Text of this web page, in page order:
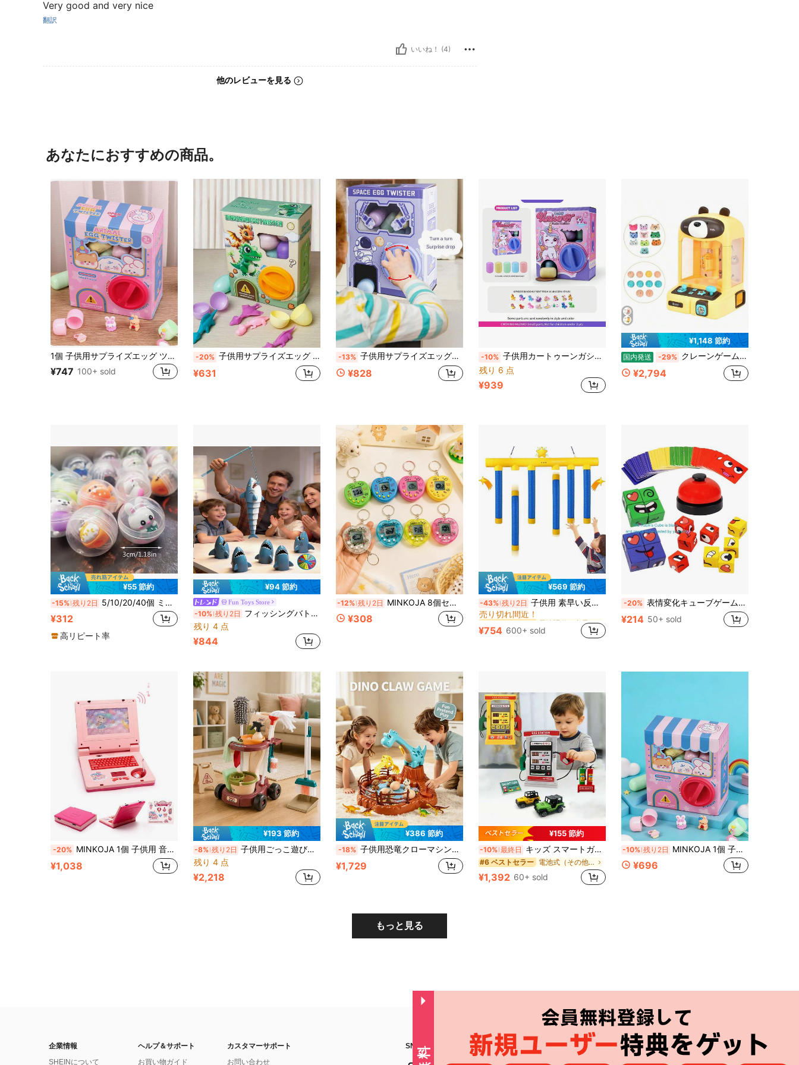
Very good and very nice
翻訳
いいね！ (4)
他のレビューを見る
あなたにおすすめの商品。
1個 子供用サプライズエッグ ツイストベンディングマシーンドール ブラインドボックスフィギュア クローマシーン ツイストベンディングマシーンギフト [ランダム1アクセサリー]
¥747 100+ sold
-20% 子供用サプライズエッグ ツイストベンディングマシーンドール、クローマシーン、ミニ、ドールツイストマシーン、ぬいぐるみドールクローマシーンツイストエッグマシーンギフト、誕生日ギフト、ハロウィン、男の子&女の子用(アクセサリーの色はランダムに送られ、手動測定にはわずかな偏差がある可能性があります)
¥631
-13% 子供用サプライズエッグ自動販売機ドール、クローマシン、ミニサイズ、ドールツイストマシン、ぬいぐるみドールクローマシン自動販売機ギフト、誕生日プレゼント、ハロウィン、男の子と女の子向け(アクセサリーはランダムカラー、手動測定には若干の誤差があります)
¥828
-10% 子供用カートゥーンガシャポンマシンおもちゃ、ミニ楽しい手回しゲームマシン、男の子と女の子のためのインタラクティブガシャポンマシンおもちゃ、キーチェーンペンダント、オフィスデスクデコレーションフィギュアおもちゃ、パーティーの景品、誕生日プレゼント、ホリデーギフト、ギフトバッグの詰め物
残り 6 点
¥939
¥1,148 節約
国内発送 -29% クレーンゲーム おもちゃ 熊 本体 家庭用 自宅用 お菓子 ufoキャッチャー ぬいぐるみ 人気 機械 usb 景品 知育玩具 光る 電動 子供 3歳 やりたい放題 誕生日
¥2,794
¥55 節約
-15% 残り2日 5/10/20/40個 ミニかわいいカートゥーンカプセルおもちゃ、子供の男の子女の子の幼稚園での共有に適しています、ハロウィーンのギフト、子供に適しています、誕生日プレゼントのおもちゃ、カーニバルの景品、学校の教室の報酬、ランダムなスタイル
¥312
高リピート率
¥94 節約
Fun Toys Store
-10% 残り2日 フィッシングバトル フィッシングマスター 親子向けインタラクティブ サメ卓上ゲームおもちゃ、子供用教育ボードゲーム、フィッシング卓上ゲーム、楽しいフィッシングゲームプレイ、手と目の協調性、反応速度、集中力を効果的にトレーニング
残り 4 点
¥844
-12% 残り2日 MINKOJA 8個セット インタラクティブ電子ペットマシン ミニ手持ちゲーム機 レトロ電子デジタルペットキーチェーンゲーム ノスタルジーを再現 長時間楽しめる
¥308
¥569 節約
-43% 残り2日 子供用 素早い反応速度キャッチゲーム、室内スポーツ 注意力トレーニング玩具、反射チャレンジ スティックドロップキャッチボールゲーム、手と目の協調性と反応トレーニング玩具、子供と大人のための教育的インタラクティブゲーム、家族集まりゲーム、クリスマス 誕生日ギフト
#2 ベストセラー 電池駆動（充電式バッテリー） 子供向けインタラクティブゲーム
売り切れ間近！
#2 ベストセラー
売り切れ間近！
#2 ベストセラー
売り切れ間近！
#2 ベストセラー 電池駆動（充電式バッテリー） 子供向けインタラクティブゲーム
¥754 600+ sold
-20% 表情変化キューブゲーム、uzzleゲーム特別オファー、表情変化ブロックゲーム、表情変化キューブゲーム、表情マッチングブロックパズル、ブロックおもちゃ、教育玩具、ファミリーボードゲーム
¥214 50+ sold
-20% MINKOJA 1個 子供用 音楽付きシミュレーションコンピューターおもちゃ、ポータブル ハンドヘルドおもちゃのコンピューター、感覚学習おもちゃ、インタラクティブゲームコンピューター 男の子女の子への教育玩具ギフト
¥1,038
¥193 節約
-8% 残り2日 子供用ごっこ遊び掃除道具セット、リアルな家事玩具、男の子女の子への誕生日/クリスマス/休日パーティーのプレゼント
残り 4 点
¥2,218
¥386 節約
-18% 子供用恐竜クローマシンおもちゃ - 室内/屋外用ミニクローマシン、恐竜を捕まえる。手と目の協調性と注意力を養う。3歳以上の男の子と女の子への誕生日または子供の日のギフトに最適。
¥1,729
¥155 節約
-10% 最終日 キッズ スマートガソリンスタンドおもちゃ 音声ガイド付き カードスワイプ＆インタラクティブカウントシステム搭載 リアルなごっこ遊び用 お金＆燃料ポンプ付き 教育用車給油プレイセット ロールプレイ学習ゲーム 運動能力発達用
#6 ベストセラー 電池式（その他は電池） 子供向けインタラクティブゲーム
¥1,392 60+ sold
-10% 残り2日 MINKOJA 1個 子供用サプライズエッグ ツイストベンディングマシーンドール ブラインドボックスフィギュア クローマシーン ツイストベンディングマシーンギフト [ランダム1アクセサリー]
¥696
もっと見る
企業情報
SHEINについて
ヘルプ＆サポート
お買い物ガイド
カスタマーサポート
お問い合わせ
SNSフォローはこちら： アプリ